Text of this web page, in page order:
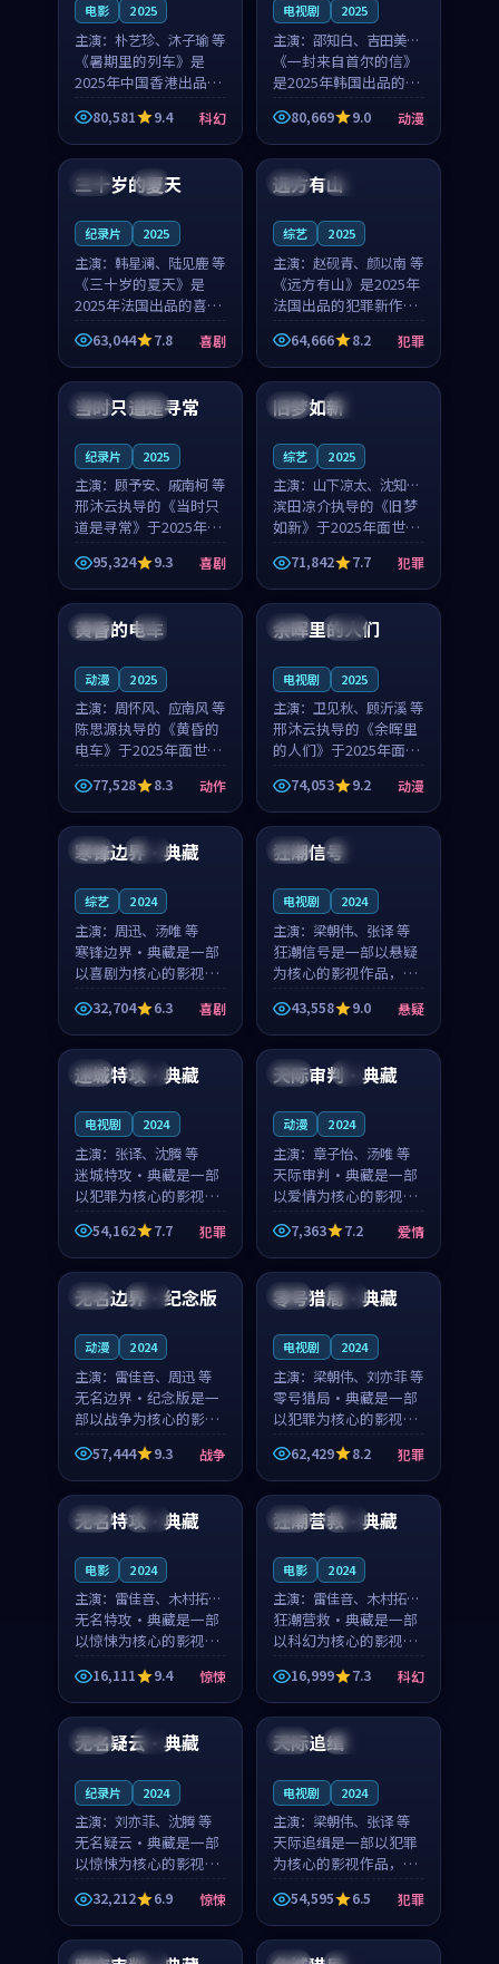
电影 2025
主演： 朴艺珍、沐子瑜 等
《暑期里的列车》是
2025年中国香港出品的
科幻新作，主创团队希
望用城市夜归人的故事
让观众停下来想一想。
朴艺珍领衔，沐子瑜担
任重要角色，郑书延的
80,581 9.4 科幻
电视剧 2025
主演： 邵知白、吉田美琴
等
《一封来自首尔的信》
是2025年韩国出品的动
漫新作，主创团队希望
用高考往事的故事让观
众停下来想一想。邵知
重要角色，谢承南的
80,669 9.0 动漫
法国 4K
三十岁的夏天
纪录片 2025
主演： 韩星澜、陆见鹿 等
《三十岁的夏天》是
2025年法国出品的喜剧
新作，主创团队希望用
深夜电台的故事让观众
停下来想一想。韩星澜
角色，山田纯一的叙事
63,044 7.8 喜剧
法国 独播
远方有山
综艺 2025
主演： 赵砚青、颜以南 等
《远方有山》是2025年
法国出品的犯罪新作，
主创团队希望用高校追
梦的故事让观众停下来
想一想。赵砚青领衔，
颜以南担任重要角色，
山田纯一的叙事节奏
64,666 8.2 犯罪
泰国 杜比
当时只道是寻常
纪录片 2025
主演： 顾予安、戚南柯 等
邢沐云执导的《当时只
道是寻常》于2025年面
世，泰国的城市气质与
母女情深的人物心境共
同构筑了影片基调。顾
予安、戚南柯用细腻的
表演撑起整部喜剧电
95,324 9.3 喜剧
中国 高分
旧梦如新
综艺 2025
主演： 山下凉太、沈知韵
等
滨田凉介执导的《旧梦
如新》于2025年面世，
中国台湾的城市气质与
异国相遇的人物心境共
同构筑了影片基调。山
下凉太、沈知韵用细腻
的表演撑起整部犯罪
71,842 7.7 犯罪
日本 4K
黄昏的电车
动漫 2025
主演： 周怀风、应南风 等
陈思源执导的《黄昏的
电车》于2025年面世，
日本的城市气质与渔村
故事的人物心境共同构
筑了影片基调。周怀
风、应南风用细腻的表
演撑起整部动作电影，
77,528 8.3 动作
泰国 完结
余晖里的人们
电视剧 2025
主演： 卫见秋、顾沂溪 等
邢沐云执导的《余晖里
的人们》于2025年面
世，泰国的城市气质与
小镇生活的人物心境共
同构筑了影片基调。卫
见秋、顾沂溪用细腻的
表演撑起整部动漫电
74,053 9.2 动漫
中国 热播
寒锋边界·典藏
综艺 2024
主演： 周迅、汤唯 等
寒锋边界·典藏是一部
以喜剧为核心的影视作
品，围绕危机、反转与
人物成长展开，整体节
奏紧凑，值得推荐观
看。
32,704 6.3 喜剧
美国 杜比
狂潮信号
电视剧 2024
主演： 梁朝伟、张译 等
狂潮信号是一部以悬疑
为核心的影视作品，围
绕危机、反转与人物成
长展开，整体节奏紧
凑，值得推荐观看。
43,558 9.0 悬疑
韩国 杜比
迷城特攻·典藏
电视剧 2024
主演： 张译、沈腾 等
迷城特攻·典藏是一部
以犯罪为核心的影视作
品，围绕危机、反转与
人物成长展开，整体节
奏紧凑，值得推荐观
看。
54,162 7.7 犯罪
中国 4K
天际审判·典藏
动漫 2024
主演： 章子怡、汤唯 等
天际审判·典藏是一部
以爱情为核心的影视作
品，围绕危机、反转与
人物成长展开，整体节
奏紧凑，值得推荐观
看。
7,363 7.2 爱情
日本 高分
无名边界·纪念版
动漫 2024
主演： 雷佳音、周迅 等
无名边界·纪念版是一
部以战争为核心的影视
作品，围绕危机、反转
与人物成长展开，整体
节奏紧凑，值得推荐观
57,444 9.3 战争
中国 院线
零号猎局·典藏
电视剧 2024
主演： 梁朝伟、刘亦菲 等
零号猎局·典藏是一部
以犯罪为核心的影视作
品，围绕危机、反转与
人物成长展开，整体节
奏紧凑，值得推荐观
看。
62,429 8.2 犯罪
中国 独播
无名特攻·典藏
电影 2024
主演： 雷佳音、木村拓哉
等
无名特攻·典藏是一部
以惊悚为核心的影视作
品，围绕危机、反转与
人物成长展开，整体节
奏紧凑，值得推荐观
看。
16,111 9.4 惊悚
韩国 热播
狂潮营救·典藏
电影 2024
主演： 雷佳音、木村拓哉
等
狂潮营救·典藏是一部
以科幻为核心的影视作
品，围绕危机、反转与
人物成长展开，整体节
奏紧凑，值得推荐观
看。
16,999 7.3 科幻
泰国 4K
无名疑云·典藏
纪录片 2024
主演： 刘亦菲、沈腾 等
无名疑云·典藏是一部
以惊悚为核心的影视作
品，围绕危机、反转与
人物成长展开，整体节
奏紧凑，值得推荐观
看。
32,212 6.9 惊悚
日本 完结
天际追缉
电视剧 2024
主演： 梁朝伟、张译 等
天际追缉是一部以犯罪
为核心的影视作品，围
绕危机、反转与人物成
长展开，整体节奏紧
凑，值得推荐观看。
54,595 6.5 犯罪